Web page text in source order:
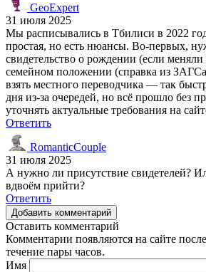
GeoExpert
31 июля 2025
Мы расписывались в Тбилиси в 2022
простая, но есть нюансы. Во-первых,
свидетельство о рождении (если
семейном положении (справка из
взять местного переводчика — так
дня из-за очередей, но всё прошло без
уточнять актуальные требования на
Ответить
RomanticCouple
31 июля 2025
А нужно ли присутствие свидетелей?
вдвоём прийти?
Ответить
Добавить комментарий
Оставить комментарий
Комментарии появляются на сайте
течение пары часов.
Имя